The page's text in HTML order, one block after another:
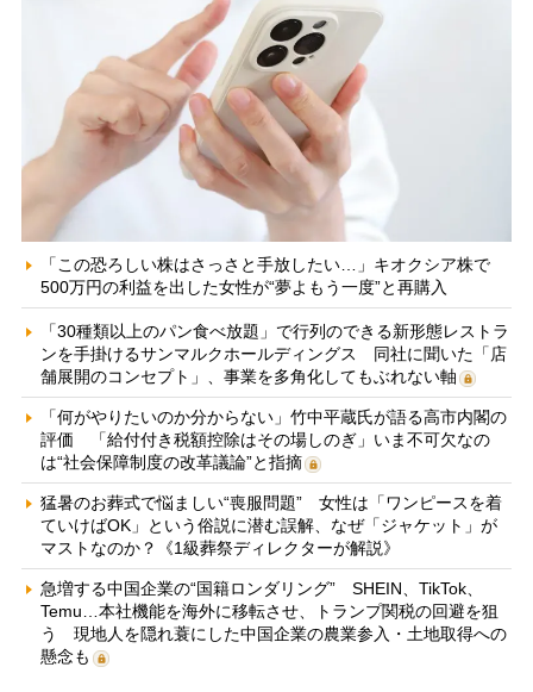
「この恐ろしい株はさっさと手放したい…」キオクシア株で
500万円の利益を出した女性が“夢よもう一度”と再購入
「30種類以上のパン食べ放題」で行列のできる新形態レストラ
ンを手掛けるサンマルクホールディングス 同社に聞いた「店
舗展開のコンセプト」、事業を多角化してもぶれない軸
「何がやりたいのか分からない」竹中平蔵氏が語る高市内閣の
評価 「給付付き税額控除はその場しのぎ」いま不可欠なの
は“社会保障制度の改革議論”と指摘
猛暑のお葬式で悩ましい“喪服問題” 女性は「ワンピースを着
ていけばOK」という俗説に潜む誤解、なぜ「ジャケット」が
マストなのか？《1級葬祭ディレクターが解説》
急増する中国企業の“国籍ロンダリング” SHEIN、TikTok、
Temu…本社機能を海外に移転させ、トランプ関税の回避を狙
う 現地人を隠れ蓑にした中国企業の農業参入・土地取得への
懸念も